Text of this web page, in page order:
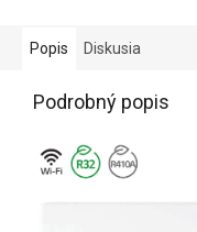
Popis Diskusia
Podrobný popis